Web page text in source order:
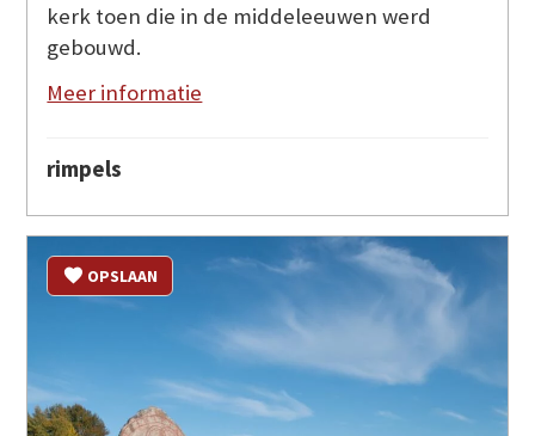
kerk toen die in de middeleeuwen werd
gebouwd.
Meer informatie
rimpels
OPSLAAN